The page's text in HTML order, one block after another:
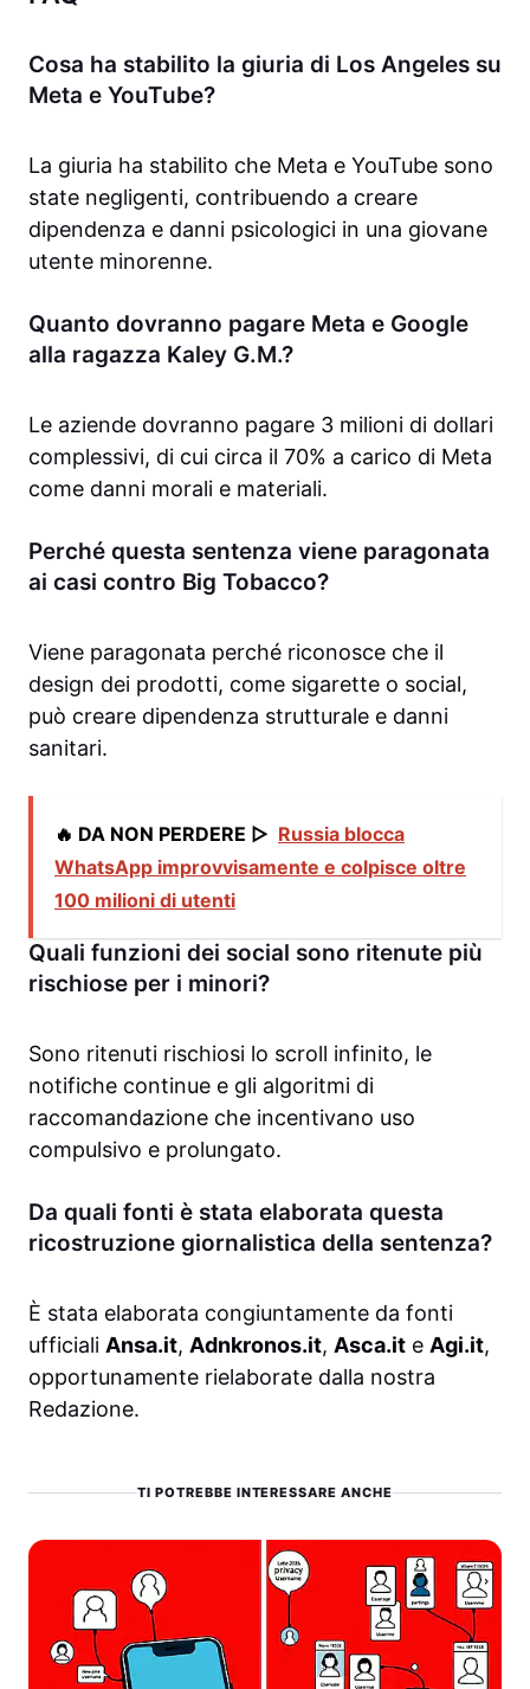
Cosa ha stabilito la giuria di Los Angeles su
Meta e YouTube?
La giuria ha stabilito che Meta e YouTube sono
state negligenti, contribuendo a creare
dipendenza e danni psicologici in una giovane
utente minorenne.
Quanto dovranno pagare Meta e Google
alla ragazza Kaley G.M.?
Le aziende dovranno pagare 3 milioni di dollari
complessivi, di cui circa il 70% a carico di Meta
come danni morali e materiali.
Perché questa sentenza viene paragonata
ai casi contro Big Tobacco?
Viene paragonata perché riconosce che il
design dei prodotti, come sigarette o social,
può creare dipendenza strutturale e danni
sanitari.
🔥 DA NON PERDERE ▷ Russia blocca
WhatsApp improvvisamente e colpisce oltre
100 milioni di utenti
Quali funzioni dei social sono ritenute più
rischiose per i minori?
Sono ritenuti rischiosi lo scroll infinito, le
notifiche continue e gli algoritmi di
raccomandazione che incentivano uso
compulsivo e prolungato.
Da quali fonti è stata elaborata questa
ricostruzione giornalistica della sentenza?
È stata elaborata congiuntamente da fonti
ufficiali Ansa.it, Adnkronos.it, Asca.it e Agi.it,
opportunamente rielaborate dalla nostra
Redazione.
TI POTREBBE INTERESSARE ANCHE